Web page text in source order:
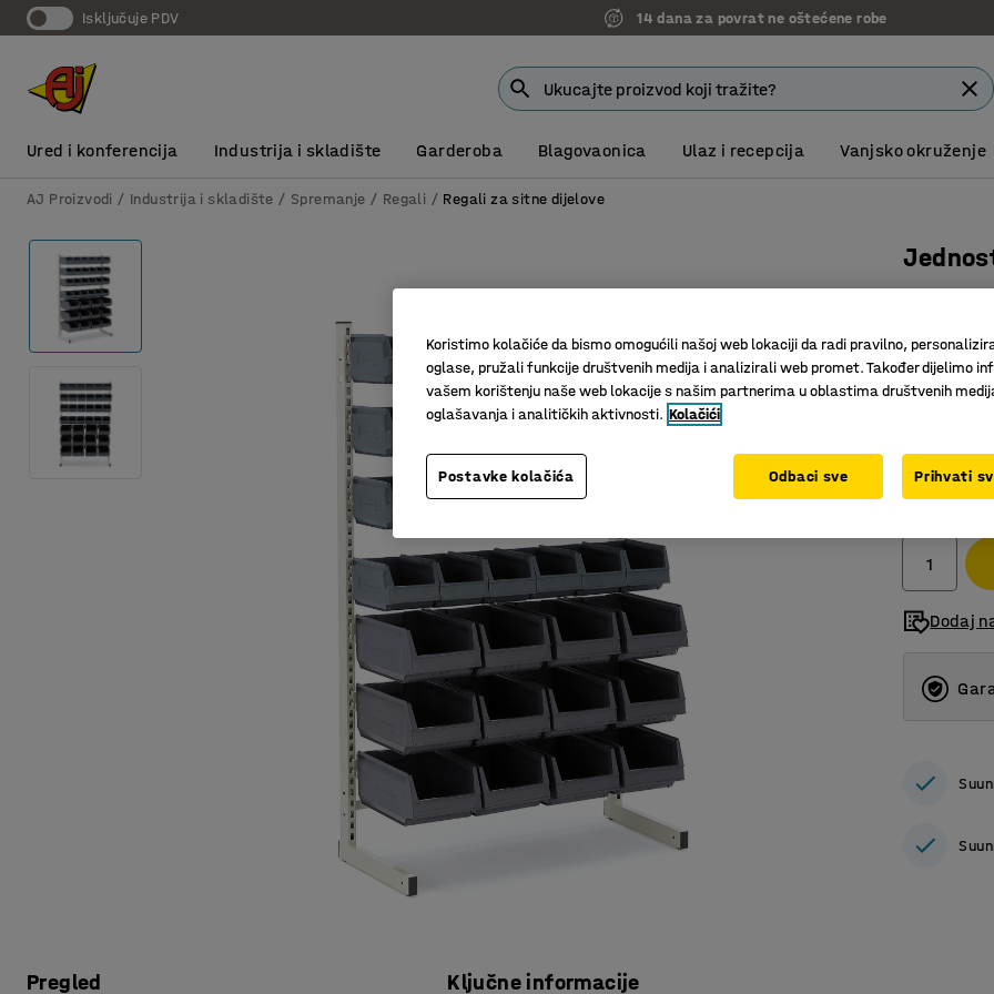
Isključuje PDV 14 dana za povrat ne oštećene robe
Ured i konferencija Industrija i skladište Garderoba Blagovaonica Ulaz i recepcija Vanjsko okruženje
AJ Proizvodi Industrija i skladište Spremanje Regali Regali za sitne dijelove
Pregled Ključne informacije
mm:
:
Dodaj
Koristimo kolačiće da bismo omogućili našoj web lokaciji da radi pravilno,
oglase, pružali funkcije društvenih medija i analizirali web promet. Također dijelimo
vašem korištenju naše web lokacije s našim partnerima u oblastima društvenih
oglašavanja i analitičkih aktivnosti. Kolačići
Postavke kolačića Odbaci sve Prihvati